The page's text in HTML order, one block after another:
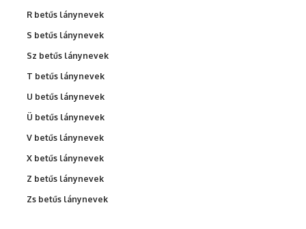
R betűs lánynevek
S betűs lánynevek
Sz betűs lánynevek
T betűs lánynevek
U betűs lánynevek
Ü betűs lánynevek
V betűs lánynevek
X betűs lánynevek
Z betűs lánynevek
Zs betűs lánynevek